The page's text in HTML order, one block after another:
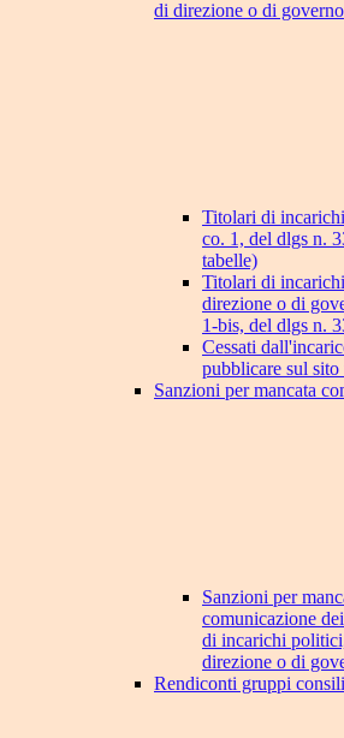
di direzione o di governo
Titolari di
co. 1, del dlgs n.
tabelle)
Titolari di
direzione o di
1-bis, del dlgs n.
Cessati
pubblicare sul
Sanzioni per mancata
Sanzioni per
comunicazione
di incarichi
direzione o di
Rendiconti gruppi